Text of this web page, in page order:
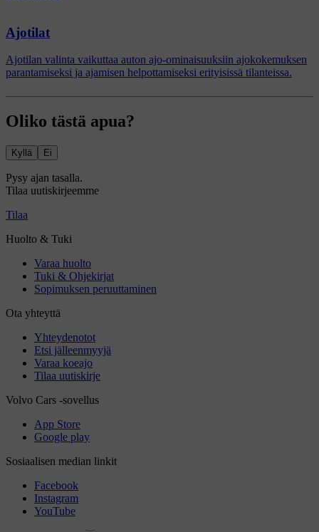
Ajotilat
Ajotilan valinta vaikuttaa auton ajo-ominaisuuksiin ajokokemuksen
parantamiseksi ja ajamisen helpottamiseksi erityisissä tilanteissa.
Oliko tästä apua?
Kyllä Ei